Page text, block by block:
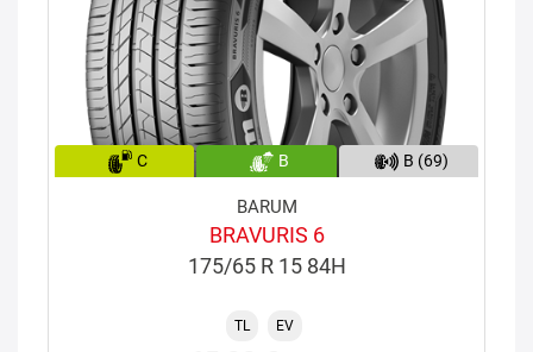
C B B (69)
BARUM
BRAVURIS 6
175/65 R 15 84H
TL EV